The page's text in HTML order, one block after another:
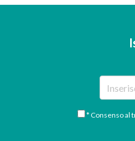
* Consenso al